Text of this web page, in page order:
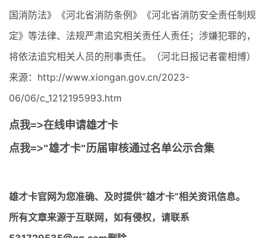
国消防法》《河北省消防条例》《河北省消防安全责任制规
定》等法律、法规严肃追究相关责任人责任；涉嫌犯罪的，
将依法追究相关人员的刑事责任。（河北日报记者霍相博）
来源：http://www.xiongan.gov.cn/2023-
06/06/c_1212195993.htm
点我=>在线申请雄才卡
点我=>"雄才卡"历届审核通过名单公示合集
雄才卡官网为您准确、及时提供“雄才卡”相关资讯信息。
所有文章来源于互联网，如有侵权，请联系